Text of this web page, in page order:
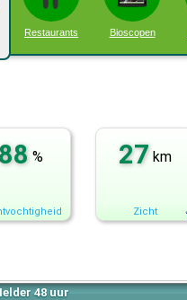
Restaurants Bioscopen
88 % 27 km
Zicht
48 uur